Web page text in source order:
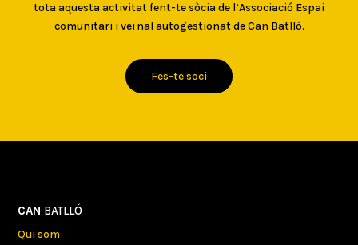
tota aquesta activitat fent-te sòcia de l’Associació Espai
comunitari i veïnal autogestionat de Can Batlló.
Fes-te soci
CAN BATLLÓ
Qui som